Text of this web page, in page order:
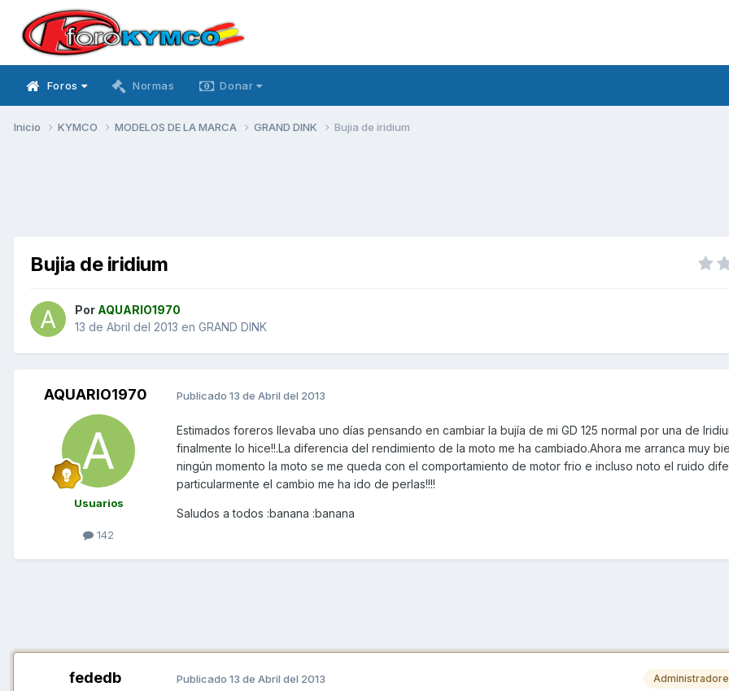
Foros Normas Donar
Inicio KYMCO MODELOS DE LA MARCA GRAND DINK Bujia de iridium
Bujia de iridium
Por AQUARIO1970
13 de Abril del 2013 en GRAND DINK
AQUARIO1970
Usuarios
142
Publicado 13 de Abril del 2013
Estimados foreros llevaba uno días pensando en cambiar la bujía de mi GD 125 normal por una de
finalmente lo hice!!.La diferencia del rendimiento de la moto me ha cambiado.Ahora me arranca muy
ningún momento la moto se me queda con el comportamiento de motor frio e incluso noto el ruido
particularmente el cambio me ha ido de perlas!!!!
Saludos a todos :banana :banana
fededb Publicado 13 de Abril del 2013